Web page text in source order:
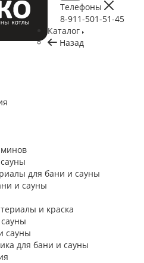
Телефоны
8-911-501-51-45
Каталог
Назад
для бани и сауны
и сауны
и краска
сауны
для бани и сауны